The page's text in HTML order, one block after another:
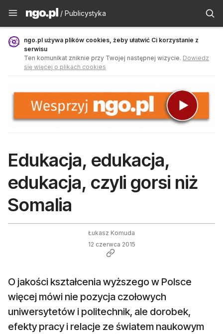
Publicystyka - ngo.pl
/ Publicystyka
ngo.pl używa plików cookies, żeby ułatwić Ci korzystanie z
serwisu
Ten komunikat zniknie przy Twojej następnej wizycie. Dowiedz
się więcej o plikach cookies
Edukacja, edukacja,
edukacja, czyli gorsi niż
Somalia
Łukasz Komuda
12 czerwca 2015
O jakości kształcenia wyższego w Polsce
więcej mówi nie pozycja czołowych
uniwersytetów i politechnik, ale dorobek,
efekty pracy i relacje ze światem naukowym